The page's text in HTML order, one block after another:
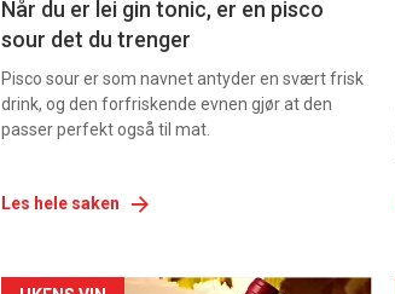
Når du er lei gin tonic, er en pisco
sour det du trenger
Pisco sour er som navnet antyder en svært frisk
drink, og den forfriskende evnen gjør at den
passer perfekt også til mat.
Les hele saken